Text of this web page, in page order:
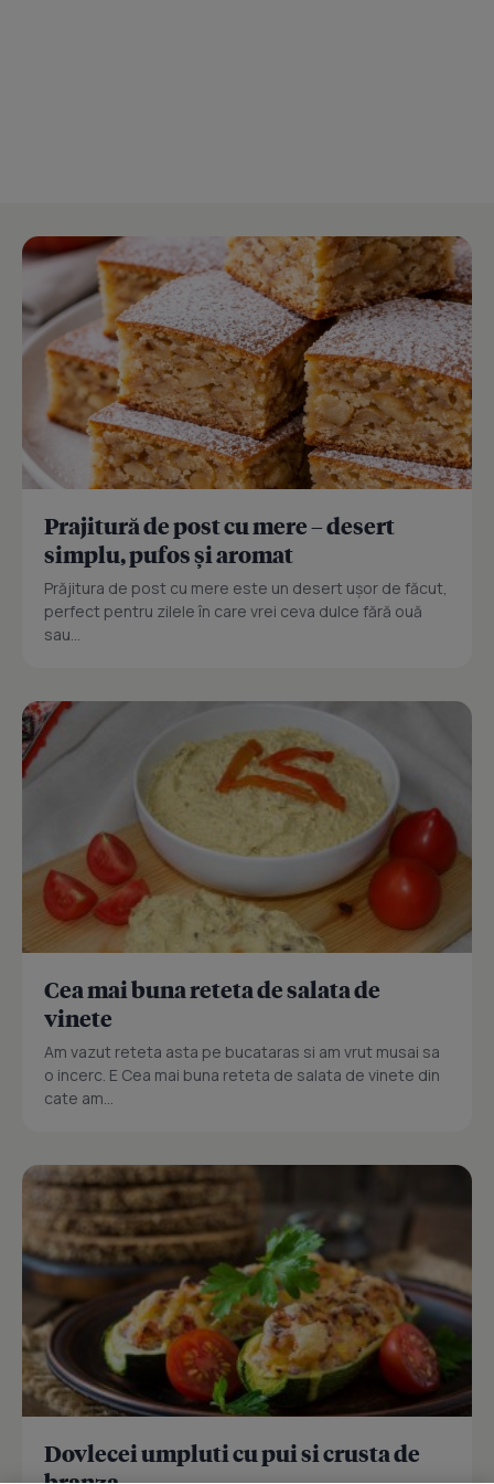
Prajitură de post cu mere – desert
simplu, pufos și aromat
Prăjitura de post cu mere este un desert ușor de făcut,
perfect pentru zilele în care vrei ceva dulce fără ouă
sau...
Cea mai buna reteta de salata de
vinete
Am vazut reteta asta pe bucataras si am vrut musai sa
o incerc. E Cea mai buna reteta de salata de vinete din
cate am...
Dovlecei umpluti cu pui si crusta de